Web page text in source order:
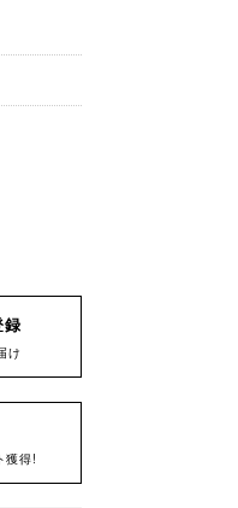
録
け
獲得!